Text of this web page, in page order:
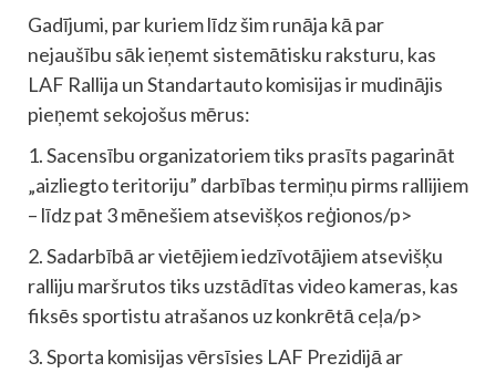
Gadījumi, par kuriem līdz šim runāja kā par
nejaušību sāk ieņemt sistemātisku raksturu, kas
LAF Rallija un Standartauto komisijas ir mudinājis
pieņemt sekojošus mērus:
1. Sacensību organizatoriem tiks prasīts pagarināt
„aizliegto teritoriju” darbības termiņu pirms rallijiem
– līdz pat 3 mēnešiem atsevišķos reģionos/p>
2. Sadarbībā ar vietējiem iedzīvotājiem atsevišķu
ralliju maršrutos tiks uzstādītas video kameras, kas
fiksēs sportistu atrašanos uz konkrētā ceļa/p>
3. Sporta komisijas vērsīsies LAF Prezidijā ar